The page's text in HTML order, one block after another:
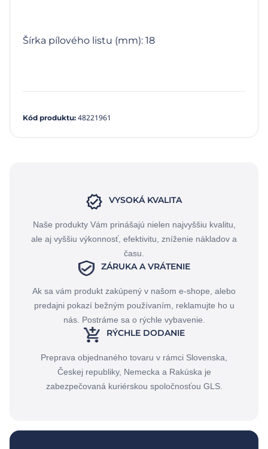
Šírka pílového listu (mm): 18
Kód produktu: 48221961
VYSOKÁ KVALITA
Naše produkty Vám prinášajú nielen najvyššiu kvalitu,
ale aj vyššiu výkonnosť, efektivitu, zníženie nákladov a
času.
ZÁRUKA A VRÁTENIE
Ak sa vám produkt zakúpený v našom e-shope, alebo
predajni pokazí bežným používaním, reklamujte ho u
nás. Postráme sa o rýchle vybavenie.
RÝCHLE DODANIE
Preprava objednaného tovaru v rámci Slovenska,
Českej republiky, Nemecka a Rakúska je
zabezpečovaná kuriérskou spoločnosťou GLS.